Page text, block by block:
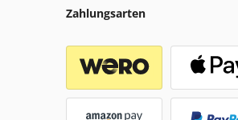
Zahlungsarten